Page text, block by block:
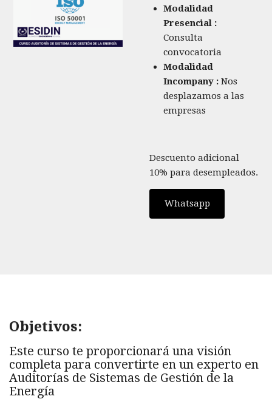
Modalidad
Presencial :
Consulta
convocatoria
Modalidad
Incompany :Nos
desplazamos a las
empresas
Descuento adicional
10% para desempleados.
Whatsapp
Objetivos:
Este curso te proporcionará una visión
completa para convertirte en un experto en
Auditorías de Sistemas de Gestión de la
Energía